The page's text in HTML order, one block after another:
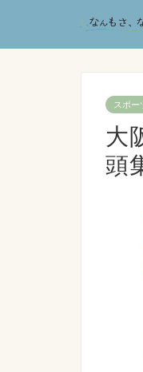
スポー
大
頭